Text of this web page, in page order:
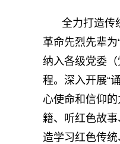
全力打造传
革命先烈先辈
纳入各级党委
程。深入开展“
心使命和信仰
籍、听红色故
造学习红色传统